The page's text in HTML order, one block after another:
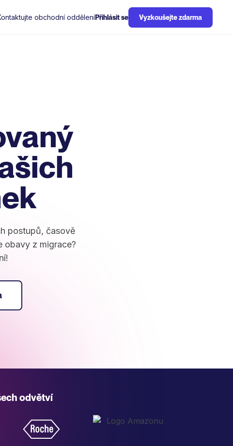
obchodní odděleníPřihlásit se Vyzkoušejte zdarma
postupů, časově
obavy z migrace?
odvětví